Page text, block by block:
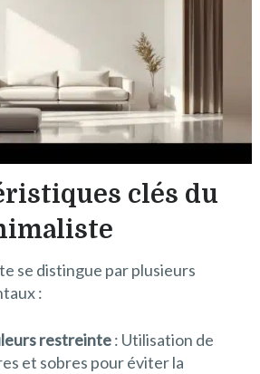
clés du
se distingue par plusieurs
:
restreinte: Utilisation de
et sobres pour éviter la